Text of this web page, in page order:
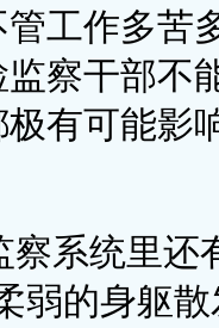
工作多苦
察干部不
有可能影
察系统里还
弱的身躯